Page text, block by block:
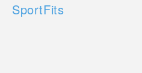
SportFits